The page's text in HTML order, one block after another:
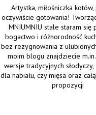
Artystka, miłośniczka
oczywiście gotowania!
MNIUMNIU stale staram się
bogactwo i różnorodność
bez rezygnowania z
moim blogu znajdziecie
wersje tradycyjnych
dla nabiału, czy mięsa oraz
propozycji